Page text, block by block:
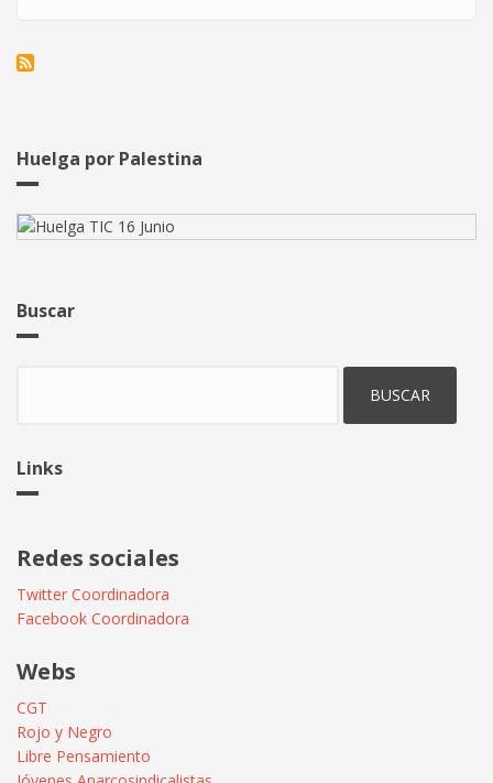
Huelga por Palestina
Buscar
Links
Redes sociales
Twitter Coordinadora
Facebook Coordinadora
Webs
CGT
Rojo y Negro
Libre Pensamiento